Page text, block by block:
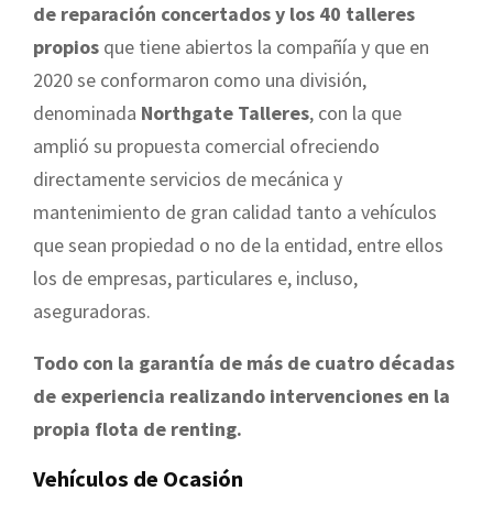
de reparación concertados y los 40 talleres
propios que tiene abiertos la compañía y que en
2020 se conformaron como una división,
denominada Northgate Talleres, con la que
amplió su propuesta comercial ofreciendo
directamente servicios de mecánica y
mantenimiento de gran calidad tanto a vehículos
que sean propiedad o no de la entidad, entre ellos
los de empresas, particulares e, incluso,
aseguradoras.
Todo con la garantía de más de cuatro décadas
de experiencia realizando intervenciones en la
propia flota de renting.
Vehículos de Ocasión